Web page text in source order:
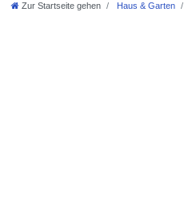
Zur Startseite gehen Haus & Garten